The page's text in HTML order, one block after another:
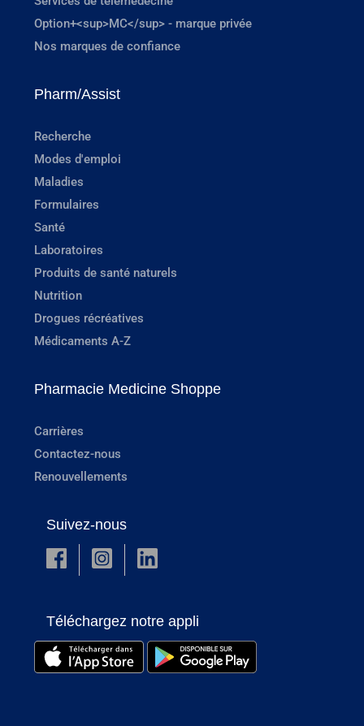
Option+<sup>MC</sup> - marque privée
Nos marques de confiance
Pharm/Assist
Recherche
Modes d'emploi
Maladies
Formulaires
Santé
Laboratoires
Produits de santé naturels
Nutrition
Drogues récréatives
Médicaments A-Z
Pharmacie Medicine Shoppe
Carrières
Contactez-nous
Renouvellements
Suivez-nous
Téléchargez notre appli